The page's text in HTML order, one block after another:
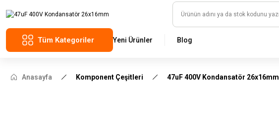
Tüm Kategoriler Yeni Ürünler Blog
Anasayfa Komponent Çeşitleri 47uF 400V Kondansatör 26x16mm